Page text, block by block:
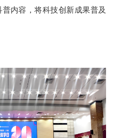
内容，将科技创新成果普及